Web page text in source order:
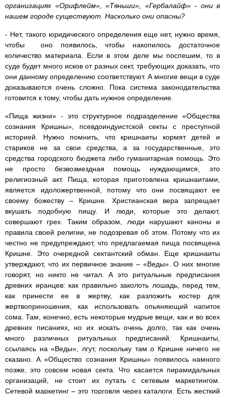
организациях «Орифлейм», «Тяньши», «Гербалайф» - они в
нашем городе существуют. Насколько они опасны?
- Нет, такого юридического определения еще нет, нужно время,
чтобы оно появилось, чтобы накопилось достаточное
количество материала. Если в этом деле мы поспешим, то в
суде будет много исков от разных сект, требующих доказать, что
они данному определению соответствуют. А многие вещи в суде
доказываются очень сложно. Пока система законодательства
готовится к тому, чтобы дать нужное определение.
«Пища жизни» - это структурное подразделение «Общества
сознания Кришны», псевдоиндуистской секты с преступной
историей. Нужно помнить, что кришнаиты кормят детей и
стариков не за свои средства, а за государственные, это
средства городского бюджета либо гуманитарная помощь. Это
не просто безвозмездная помощь нуждающимся, это
религиозный акт. Пища, которая приготовлена кришнаитами,
является идоложертвенной, потому что они посвящают ее
своему божеству – Кришне. Христианская вера запрещает
вкушать подобную пищу. И люди, которые это делают,
совершают грех. Таким образом, люди нарушают каноны и
правила своей религии, не подозревая об этом. Потому что их
честно не предупреждают, что предлагаемая пища посвящена
Кришне. Это очередной сектантский обман. Еще кришнаиты
утверждают, что их первичное знание – «Веды». О них многие
говорят, но никто не читал. А это ритуальные предписания
древних иранцев: как правильно заколоть лошадь, перед тем,
как принести ее в жертву, как разложить костер для
жертвоприношения, как использовать опьяняющий напиток
сома. Там, конечно, есть некоторые мудрые вещи, как и во всех
древних писаниях, но их искать очень долго, так как очень
много различных ритуальных предписаний. Кришнаиты,
ссылаясь на «Веды», лгут, поскольку там о Кришне ничего не
сказано. А «Общество сознания Кришны» появилось намного
позже, это совсем новая секта. Что касается пирамидальных
организаций, не стоит их путать с сетевым маркетингом.
Сетевой маркетинг – это торговля через каталоги. Есть жесткий